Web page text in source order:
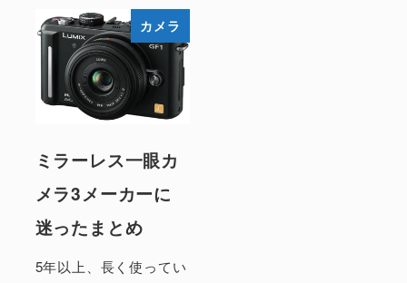
カメラ
ミラーレス一眼カ
メラ3メーカーに
迷ったまとめ
5年以上、長く使ってい